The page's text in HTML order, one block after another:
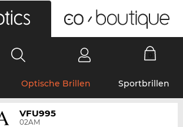
Optische Brillen Sportbrillen
VFU995
02AM